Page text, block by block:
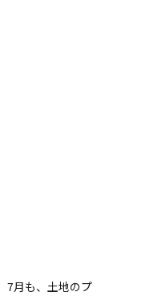
7月も、土地のプ